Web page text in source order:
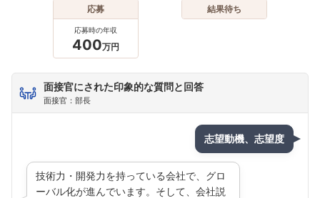
応募
応募時の年収
400万円
結果待ち
面接官にされた印象的な質問と回答
面接官：部長
志望動機、志望度
技術力・開発力を持っている会社で、グロ
ーバル化が進んでいます。そして、会社説